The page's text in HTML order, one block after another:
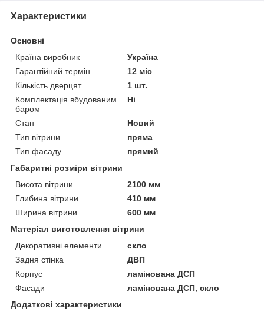
Характеристики
Основні
Країна виробник
Україна
Гарантійний термін
12 міс
Кількість дверцят
1 шт.
Комплектація вбудованим
баром
Ні
Стан
Новий
Тип вітрини
пряма
Тип фасаду
прямий
Габаритні розміри вітрини
Висота вітрини
2100 мм
Глибина вітрини
410 мм
Ширина вітрини
600 мм
Матеріал виготовлення вітрини
Декоративні елементи
скло
Задня стінка
ДВП
Корпус
ламінована ДСП
Фасади
ламінована ДСП, скло
Додаткові характеристики